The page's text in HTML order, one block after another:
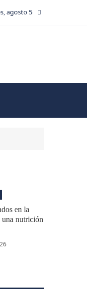
agosto 5
en la
una nutrición